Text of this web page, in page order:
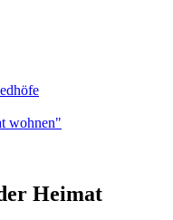
wohnen"
Heimat